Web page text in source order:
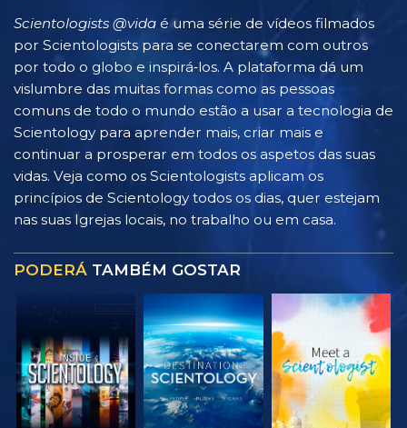
Scientologists @vida é uma série de vídeos filmados
por Scientologists para se conectarem com outros
por todo o globo e inspirá‑los. A plataforma dá um
vislumbre das muitas formas como as pessoas
comuns de todo o mundo estão a usar a tecnologia de
Scientology para aprender mais, criar mais e
continuar a prosperar em todos os aspetos das suas
vidas. Veja como os Scientologists aplicam os
princípios de Scientology todos os dias, quer estejam
nas suas Igrejas locais, no trabalho ou em casa.
PODERÁ TAMBÉM GOSTAR